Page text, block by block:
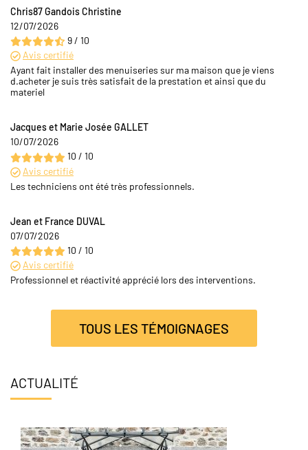
Chris87 Gandois Christine
12/07/2026
9 / 10
Avis certifié
Ayant fait installer des menuiseries sur ma maison que je viens
d.acheter je suis très satisfait de la prestation et ainsi que du
materiel
Jacques et Marie Josée GALLET
10/07/2026
10 / 10
Avis certifié
Les techniciens ont été très professionnels.
Jean et France DUVAL
07/07/2026
10 / 10
Avis certifié
Professionnel et réactivité apprécié lors des interventions.
TOUS LES TÉMOIGNAGES
ACTUALITÉ